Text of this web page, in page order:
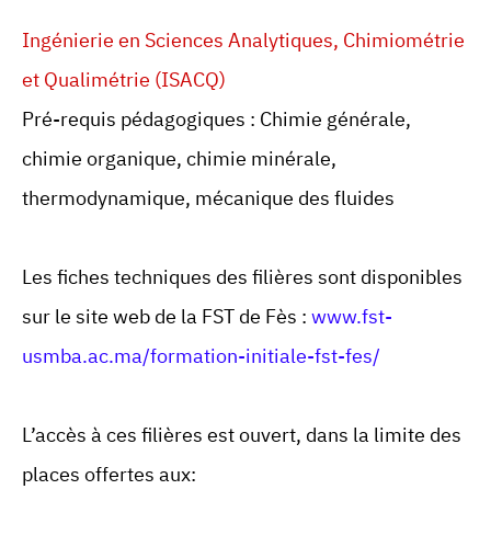
Ingénierie en Sciences Analytiques, Chimiométrie
et Qualimétrie (ISACQ)
Pré-requis pédagogiques : Chimie générale,
chimie organique, chimie minérale,
thermodynamique, mécanique des fluides
Les fiches techniques des filières sont disponibles
sur le site web de la FST de Fès :www.fst-
usmba.ac.ma/formation-initiale-fst-fes/
L’accès à ces filières est ouvert, dans la limite des
places offertes aux: